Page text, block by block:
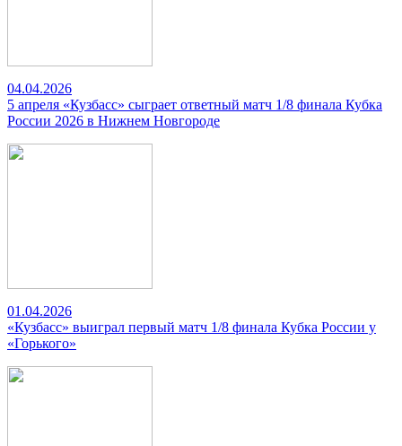
04.04.2026
5 апреля «Кузбасс» сыграет ответный матч 1/8 финала Кубка
России 2026 в Нижнем Новгороде
01.04.2026
«Кузбасс» выиграл первый матч 1/8 финала Кубка России у
«Горького»